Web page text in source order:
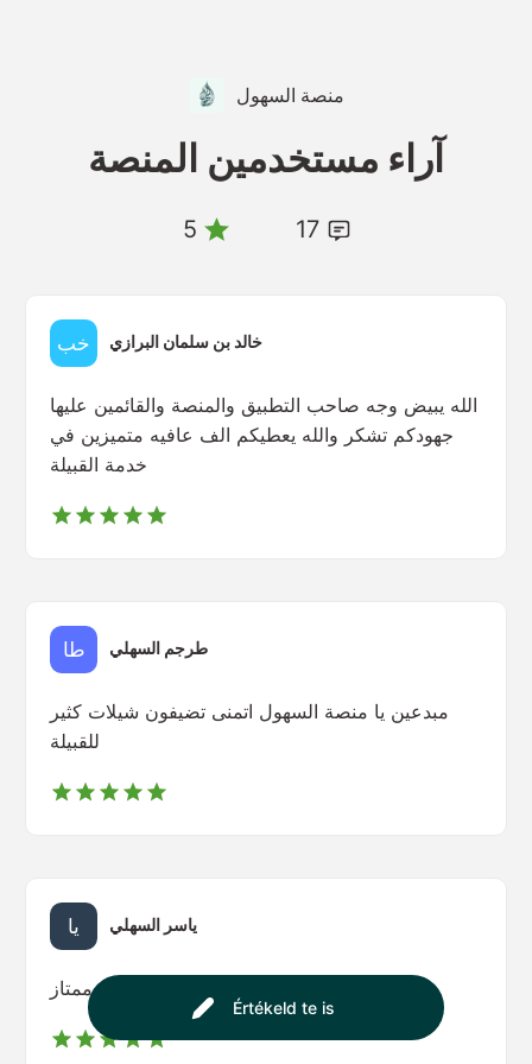
منصة السهول
آراء مستخدمين المنصة
5 17
Értékeld te is
خالد بن سلمان البرازي
الله يبيض وجه صاحب التطبيق والمنصة والقائمين عليها
جهودكم تشكر والله يعطيكم الف عافيه متميزين في
خدمة القبيلة
طرجم السهلي
مبدعين يا منصة السهول اتمنى تضيفون شيلات كثير
للقبيلة
ياسر السهلي
ممتاز 🤩🔥